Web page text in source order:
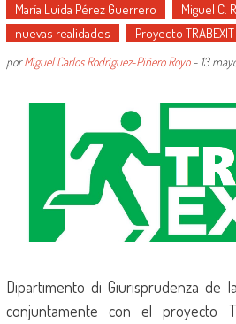
María Luida Pérez Guerrero
Miguel C.
nuevas realidades
Proyecto TRABEXIT
porMiguel Carlos Rodríguez-Piñero Royo- 13
Dipartimento di Giurisprudenza de
conjuntamente con el proyecto